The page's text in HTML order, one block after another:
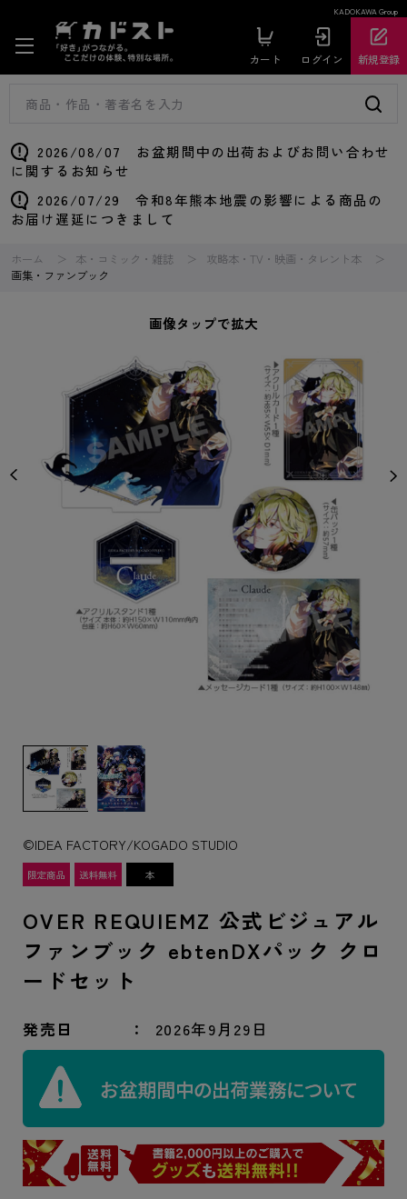
KADOKAWA Group
カート ログイン 新規登録
2026/08/07 お盆期間中の出荷およびお問い合わせ
に関するお知らせ
2026/07/29 令和8年熊本地震の影響による商品の
お届け遅延につきまして
ホーム 本・コミック・雑誌
攻略本・TV・映画・タレント本
画集・ファンブック
画像タップで拡大
©IDEA FACTORY/KOGADO STUDIO
OVER REQUIEMZ 公式ビジュアル
ファンブック ebtenDXパック クロ
ードセット
発売日 2026年9月29日